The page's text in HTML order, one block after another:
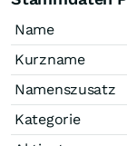
Name
Kurzname
Namenszusatz
Kategorie